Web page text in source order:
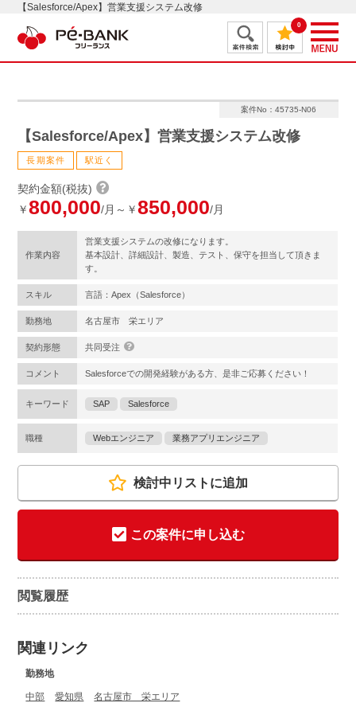
【Salesforce/Apex】営業支援システム改修
0
案件No：45735-N06
【Salesforce/Apex】営業支援システム改修
長期案件 駅近く
契約金額(税抜)
￥800,000/月～￥850,000/月
作業内容
営業支援システムの改修になります。
基本設計、詳細設計、製造、テスト、保守を担当して頂きま
す。
スキル 言語：Apex（Salesforce）
勤務地 名古屋市 栄エリア
契約形態 共同受注
コメント Salesforceでの開発経験がある方、是非ご応募ください！
キーワード SAP Salesforce
職種 Webエンジニア 業務アプリエンジニア
検討中リストに追加
この案件に申し込む
閲覧履歴
関連リンク
勤務地
中部 愛知県 名古屋市 栄エリア